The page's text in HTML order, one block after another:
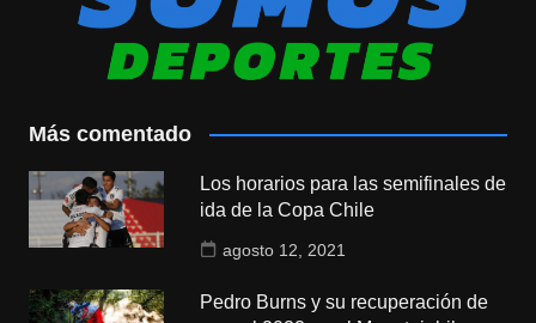
Más comentado
Los horarios para las semifinales de
ida de la Copa Chile
agosto 12, 2021
Pedro Burns y su recuperación de